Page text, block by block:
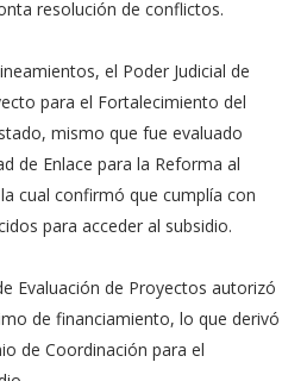
resolución de conflictos.
el Poder Judicial de
para el Fortalecimiento del
mismo que fue evaluado
de Enlace para la Reforma al
cual confirmó que cumplía con
para acceder al subsidio.
Evaluación de Proyectos autorizó
de financiamiento, lo que derivó
de Coordinación para el